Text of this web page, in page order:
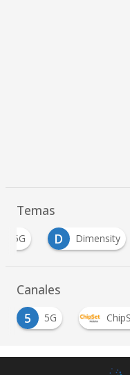
Temas
5G D Dimensity
Canales
5
5G